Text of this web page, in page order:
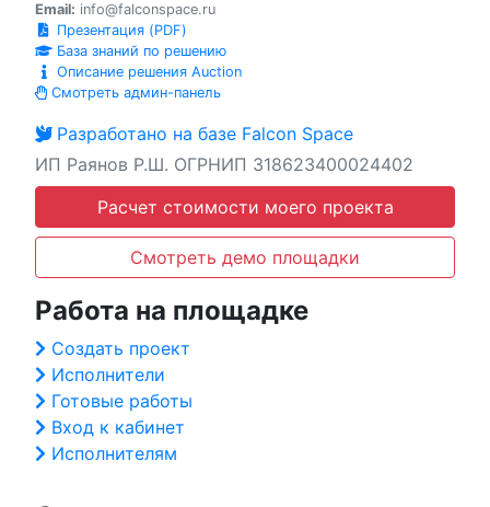
Email: info@falconspace.ru
Презентация (PDF)
База знаний по решению
Описание решения Auction
Смотреть админ-панель
Разработано на базе Falcon Space
ИП Раянов Р.Ш. ОГРНИП 318623400024402
Расчет стоимости моего проекта
Смотреть демо площадки
Работа на площадке
Создать проект
Исполнители
Готовые работы
Вход к кабинет
Исполнителям